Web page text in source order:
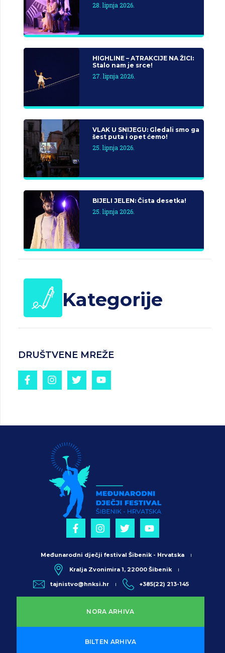
28. lipnja 2026.
HIGHLINE – ATRAKCIJE NA ŽICI:
Stalo nam je srce!
27. lipnja 2026.
VLAK U SNIJEGU: Gledali smo ga
šest puta i opet ćemo!
25. lipnja 2026.
BIJELI JELEN: Čista desetka!
25. lipnja 2026.
Kategorije
DRUŠTVENE MREŽE
NORA ARHIVA
BILTEN ARHIVA
Međunarodni dječji festival Šibenik - Hrvatska
Kralja Zvonimira 1, 22000 Šibenik
tajnistvo@hnksi.hr +385(22) 213-145